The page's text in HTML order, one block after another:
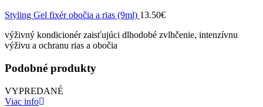
Styling Gel fixér obočia a rias (9ml) 13.50€
výživný kondicionér zaisťujúci dlhodobé zvlhčenie, intenzívnu
výživu a ochranu rias a obočia
Podobné produkty
VYPREDANÉ
Viac info